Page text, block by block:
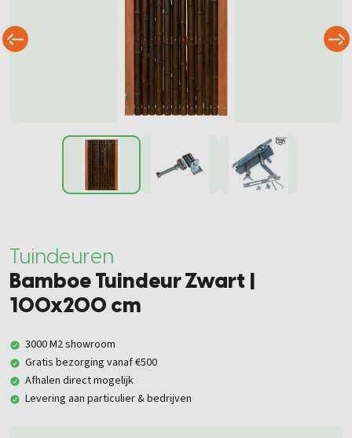
Tuindeuren
Bamboe Tuindeur Zwart |
100x200 cm
3000 M2 showroom
Gratis bezorging vanaf €500
Afhalen direct mogelijk
Levering aan particulier & bedrijven